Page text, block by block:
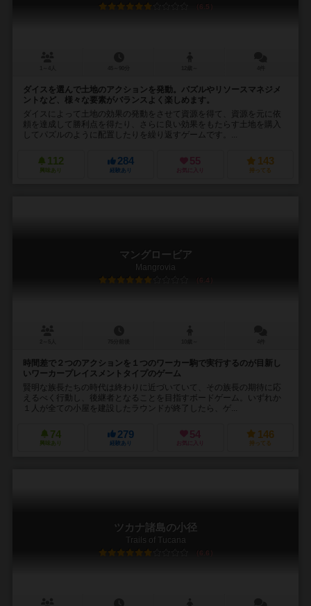
6.5
ダイスを選んで土地のアクションを発動。パズルやリソースマネジメ
ントなど、様々な要素がバランスよく楽しめます。
ダイスによって土地の効果の発動をさせて資源を得て、資源を元に依
頼を達成して勝利点を得たり、さらに良い効果をもたらす土地を購入
してパズルのように配置したりを繰り返すゲームです。...
112
興味あり
284
経験あり
55
お気に入り
143
持ってる
マングロービア
Mangrovia
6.4
時間差で２つのアクションを１つのワーカー駒で実行するのが目新し
いワーカープレイスメントタイプのゲーム
賢明な族長たちの時代は終わりに近づいていて、その族長の期待に応
えるべく行動し、後継者となることを目指すボードゲーム。いずれか
１人が全ての小屋を建設したラウンドが終了したら、ゲ...
74
興味あり
279
経験あり
54
お気に入り
146
持ってる
ツカナ諸島の小径
Trails of Tucana
6.6